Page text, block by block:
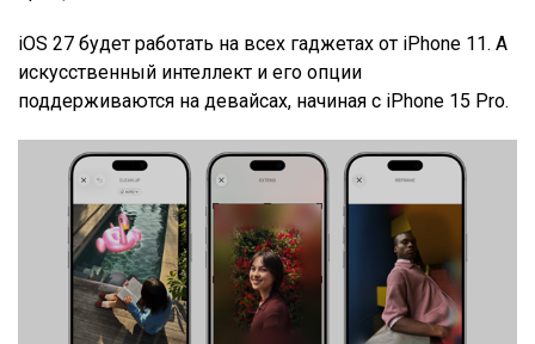
iOS 27 будет работать на всех гаджетах от iPhone 11. А
искусственный интеллект и его опции
поддерживаются на девайсах, начиная с iPhone 15 Pro.